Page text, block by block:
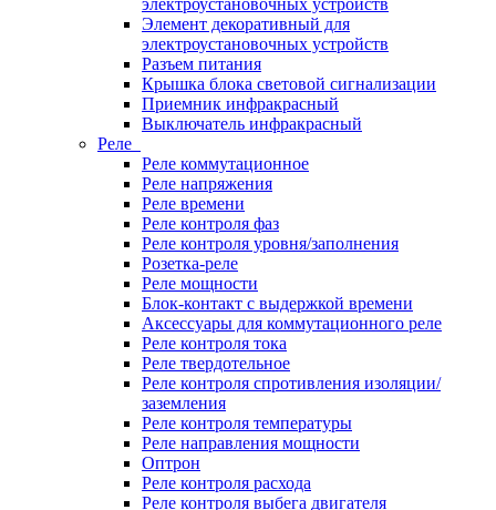
электроустановочных устройств
Элемент декоративный для
электроустановочных устройств
Разъем питания
Крышка блока световой сигнализации
Приемник инфракрасный
Выключатель инфракрасный
Реле
Реле коммутационное
Реле напряжения
Реле времени
Реле контроля фаз
Реле контроля уровня/заполнения
Розетка-реле
Реле мощности
Блок-контакт с выдержкой времени
Аксессуары для коммутационного реле
Реле контроля тока
Реле твердотельное
Реле контроля спротивления изоляции/
заземления
Реле контроля температуры
Реле направления мощности
Оптрон
Реле контроля расхода
Реле контроля выбега двигателя